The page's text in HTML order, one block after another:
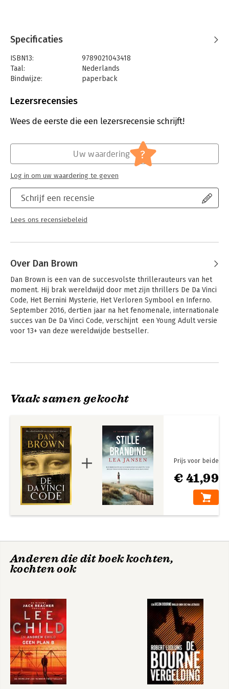
Specificaties
ISBN13:
9789021043418
Taal:
Nederlands
Bindwijze:
paperback
Uitgever:
Verschijningsdatum:
23-11-2023
Thrillers en spanning
Robert Langdon
Lezersrecensies
Wees de eerste die een lezersrecensie schrijft!
Schrijf een recensie
Lees ons recensiebeleid
Uw waardering ?
Log in om uw waardering te geven
Over Dan Brown
Dan Brown is een van de succesvolste thrillerauteurs van het
moment. Hij brak wereldwijd door met zijn thrillers De Da Vinci
Code, Het Bernini Mysterie, Het Verloren Symbool en Inferno.
September 2016, dertien jaar na het fenomenale, internationale
succes van De Da Vinci Code, verschijnt  een Young Adult versie
voor 13+ van deze wereldwijde bestseller.
religieuze muziek speelde, werd Dan Brown in zijn jeugd
Langdon in de hoofdrol.
doceerde Dan Brown Engels aan de Philips Exeter Acadamy.
Samen met zijn vrouw Blythe, die kunsthistorica en schilderes
is, gaat hij regelmatig op reis om research voor zijn boeken te
doen.
Andere boeken door Dan Brown
The Secret of
Secrets
Het ultieme geheim
Tajemnica tajemnic Tajemnica tajemnic
Vaak samen gekocht
€ 41,99
Prijs voor beide
Anderen die dit boek kochten,
kochten ook